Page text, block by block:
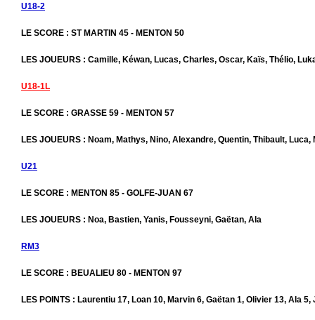
U18-2
LE SCORE : ST MARTIN 45 - MENTON 50
LES JOUEURS : Camille, Kéwan, Lucas, Charles, Oscar, Kaïs, Thélio,
U18-1L
LE SCORE : GRASSE 59 - MENTON 57
LES JOUEURS : Noam, Mathys, Nino, Alexandre, Quentin, Thibault, Luca,
U21
LE SCORE : MENTON 85 - GOLFE-JUAN 67
LES JOUEURS : Noa, Bastien, Yanis, Fousseyni, Gaëtan, Ala
RM3
LE SCORE : BEUALIEU 80 - MENTON 97
LES POINTS : Laurentiu 17, Loan 10, Marvin 6, Gaëtan 1, Olivier 13, Ala